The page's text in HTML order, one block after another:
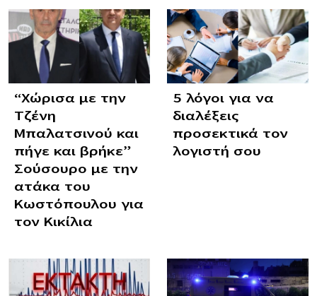
“Χώρισα με την
Τζένη
Μπαλατσινού και
πήγε και βρήκε”
Σούσουρο με την
ατάκα του
Κωστόπουλου για
τον Κικίλια
5 λόγοι για να
διαλέξεις
προσεκτικά τον
λογιστή σου